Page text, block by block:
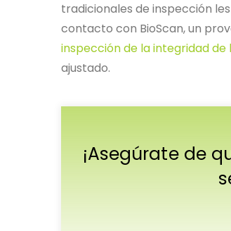
tradicionales de inspección
contacto con BioScan, un
inspección de la integridad de
ajustado.
¡Asegúrate de